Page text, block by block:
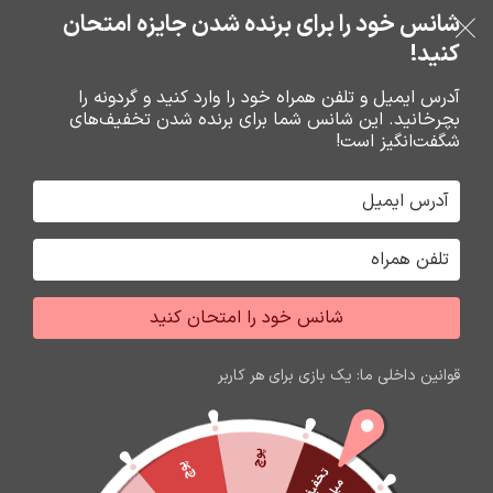
عبور به ناوبری
رفتن به محتوای اصلی
0 ریال
محصولات برچسب خورده “هدفون f365”
جشواره فروش محصولات اپل
برای تغییر این متن بر روی دکمه ویرایش کلیک کنید. لورم
ایپسوم متن ساختگی با تولید سادگی نامفهوم از صنعت چاپ
60
روز
15
ساعت
19
دقیقه
29
ثانیه
فروشگاه نوین تراشه گنجی
پوچ
پوچ
شانس خود را برای برنده شدن جایزه امتحان
کنید!
آدرس ایمیل و تلفن همراه خود را وارد کنید و گردونه را
بچرخانید. این شانس شما برای برنده شدن تخفیف‌های
شگفت‌انگیز است!
شانس خود را امتحان کنید
قوانین داخلی ما: یک بازی برای هر کاربر